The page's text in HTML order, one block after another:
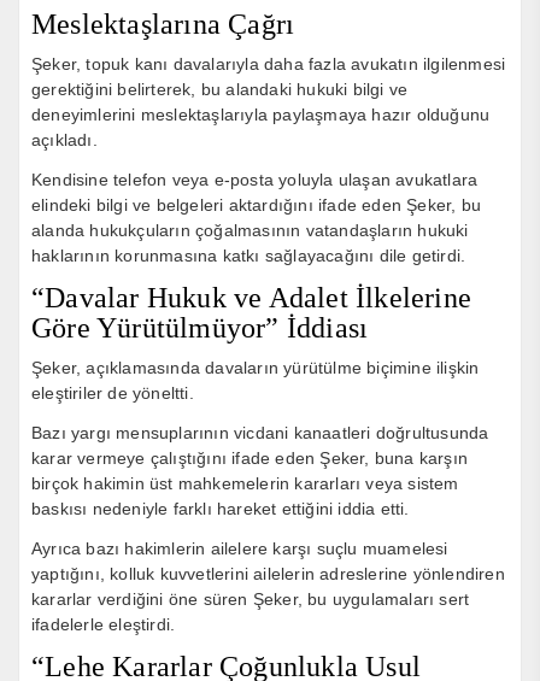
Meslektaşlarına Çağrı
Şeker, topuk kanı davalarıyla daha fazla avukatın ilgilenmesi
gerektiğini belirterek, bu alandaki hukuki bilgi ve
deneyimlerini meslektaşlarıyla paylaşmaya hazır olduğunu
açıkladı.
Kendisine telefon veya e-posta yoluyla ulaşan avukatlara
elindeki bilgi ve belgeleri aktardığını ifade eden Şeker, bu
alanda hukukçuların çoğalmasının vatandaşların hukuki
haklarının korunmasına katkı sağlayacağını dile getirdi.
“Davalar Hukuk ve Adalet İlkelerine
Göre Yürütülmüyor” İddiası
Şeker, açıklamasında davaların yürütülme biçimine ilişkin
eleştiriler de yöneltti.
Bazı yargı mensuplarının vicdani kanaatleri doğrultusunda
karar vermeye çalıştığını ifade eden Şeker, buna karşın
birçok hakimin üst mahkemelerin kararları veya sistem
baskısı nedeniyle farklı hareket ettiğini iddia etti.
Ayrıca bazı hakimlerin ailelere karşı suçlu muamelesi
yaptığını, kolluk kuvvetlerini ailelerin adreslerine yönlendiren
kararlar verdiğini öne süren Şeker, bu uygulamaları sert
ifadelerle eleştirdi.
“Lehe Kararlar Çoğunlukla Usul